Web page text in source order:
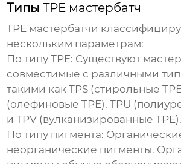
ТипыTPE мастербатч
TPE мастербатчи
нескольким параметрам:
По типу TPE: Существуют
совместимые с различными
такими как TPS (стирольные
(олефиновые TPE), TPU
и TPV (вулканизированные TPE).
По типу пигмента:
неорганические пигменты.